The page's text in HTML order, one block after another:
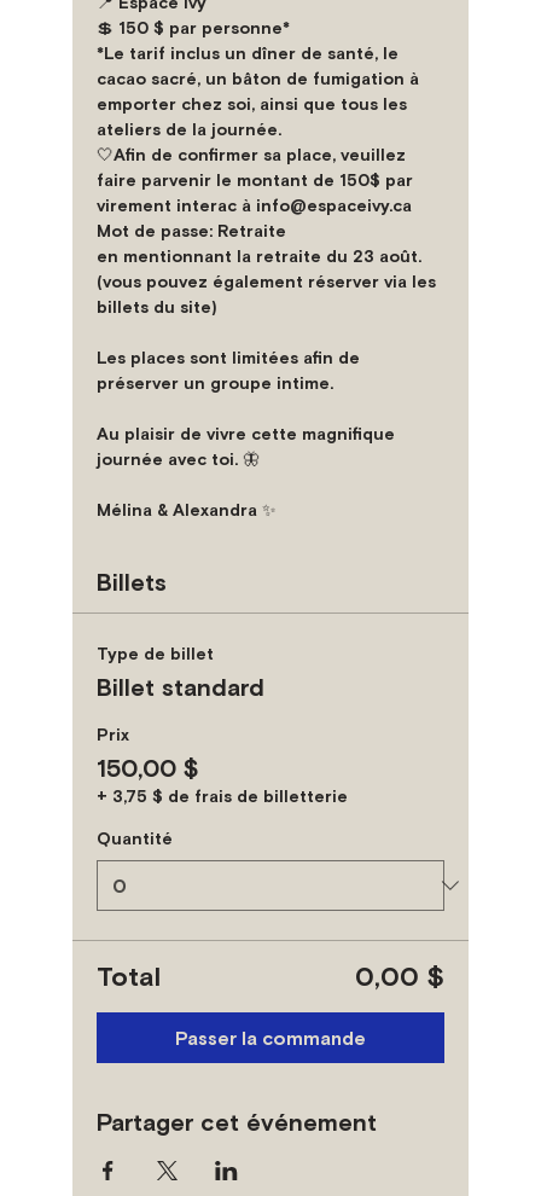
💲 150 $ par personne*
*Le tarif inclus un dîner de santé, le
cacao sacré, un bâton de fumigation à
emporter chez soi, ainsi que tous les
ateliers de la journée.
🤍Afin de confirmer sa place, veuillez
faire parvenir le montant de 150$ par
virement interac à info@espaceivy.ca
Mot de passe: Retraite
en mentionnant la retraite du 23 août.
(vous pouvez également réserver via les
billets du site)
Les places sont limitées afin de
préserver un groupe intime.
Au plaisir de vivre cette magnifique
journée avec toi. 🦋
Mélina & Alexandra ✨
Billets
Type de billet
Billet standard
Prix
150,00 $
+ 3,75 $ de frais de billetterie
Quantité
Total 0,00 $
Passer la commande
Partager cet événement